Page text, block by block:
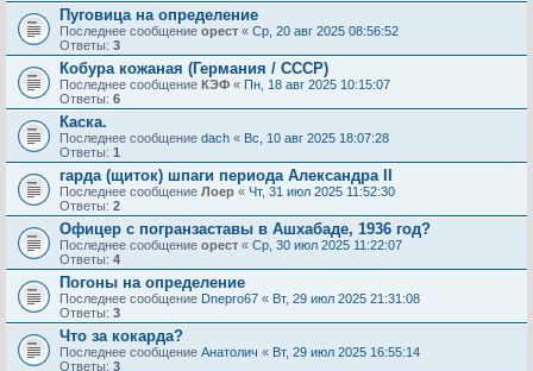
Пуговица на определение
Последнее сообщение орест « Ср, 20 авг 2025 08:56:52
Ответы: 3
Кобура кожаная (Германия / СССР)
Последнее сообщение КЭФ « Пн, 18 авг 2025 10:15:07
Ответы: 6
Каска.
Последнее сообщение dach « Вс, 10 авг 2025 18:07:28
Ответы: 1
гарда (щиток) шпаги периода Александра II
Последнее сообщение Лоер « Чт, 31 июл 2025 11:52:30
Ответы: 2
Офицер с погранзаставы в Ашхабаде, 1936 год?
Последнее сообщение орест « Ср, 30 июл 2025 11:22:07
Ответы: 4
Погоны на определение
Последнее сообщение Dnepro67 « Вт, 29 июл 2025 21:31:08
Ответы: 3
Что за кокарда?
Последнее сообщение Анатолич « Вт, 29 июл 2025 16:55:14
Ответы: 3